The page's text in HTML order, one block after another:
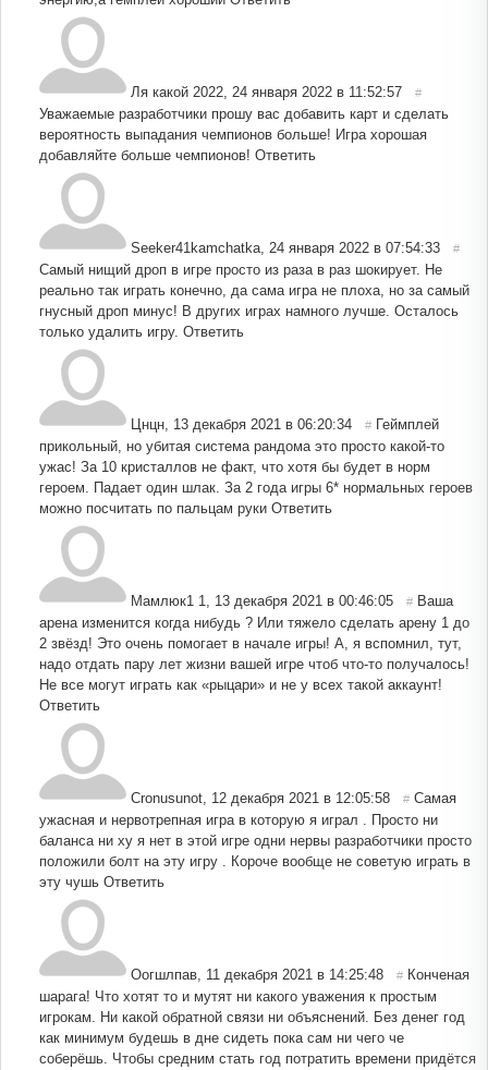
Ля какой 2022, 24 января 2022 в 11:52:57 #
Уважаемые разработчики прошу вас добавить карт и сделать
вероятность выпадания чемпионов больше! Игра хорошая
добавляйте больше чемпионов! Ответить
Seeker41kamchatka, 24 января 2022 в 07:54:33 #
Самый нищий дроп в игре просто из раза в раз шокирует. Не
реально так играть конечно, да сама игра не плоха, но за самый
гнусный дроп минус! В других играх намного лучше. Осталось
только удалить игру. Ответить
Цнцн, 13 декабря 2021 в 06:20:34 # Геймплей
прикольный, но убитая система рандома это просто какой-то
ужас! За 10 кристаллов не факт, что хотя бы будет в норм
героем. Падает один шлак. За 2 года игры 6* нормальных героев
можно посчитать по пальцам руки Ответить
Мамлюк1 1, 13 декабря 2021 в 00:46:05 # Ваша
арена изменится когда нибудь ? Или тяжело сделать арену 1 до
2 звёзд! Это очень помогает в начале игры! А, я вспомнил, тут,
надо отдать пару лет жизни вашей игре чтоб что-то получалось!
Не все могут играть как «рыцари» и не у всех такой аккаунт!
Ответить
Cronusunot, 12 декабря 2021 в 12:05:58 # Самая
ужасная и нервотрепная игра в которую я играл . Просто ни
баланса ни ху я нет в этой игре одни нервы разработчики просто
положили болт на эту игру . Короче вообще не советую играть в
эту чушь Ответить
Оогшлпав, 11 декабря 2021 в 14:25:48 # Конченая
шарага! Что хотят то и мутят ни какого уважения к простым
игрокам. Ни какой обратной связи ни объяснений. Без денег год
как минимум будешь в дне сидеть пока сам ни чего че
соберёшь. Чтобы средним стать год потратить времени придётся